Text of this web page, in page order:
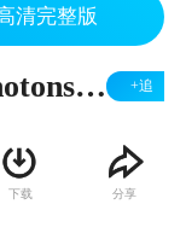
清完整版
30MW PV Mounting~Photons solar +追
下载 分享